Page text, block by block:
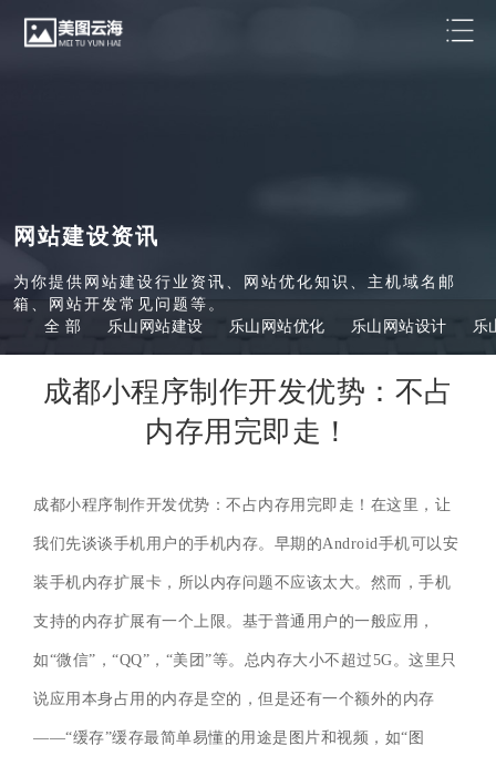
网站建设资讯
为你提供网站建设行业资讯、网站优化知识、主机域名邮
箱、网站开发常见问题等。
全 部
乐山网站建设 乐山网站优化 乐山网站设计 乐
成都小程序制作开发优势：不占
内存用完即走！
成都小程序制作开发优势：不占内存用完即走！在这里，让
我们先谈谈手机用户的手机内存。早期的Android手机可以安
装手机内存扩展卡，所以内存问题不应该太大。然而，手机
支持的内存扩展有一个上限。基于普通用户的一般应用，
如“微信”，“QQ”，“美团”等。总内存大小不超过5G。这里只
说应用本身占用的内存是空的，但是还有一个额外的内存
——“缓存”缓存最简单易懂的用途是图片和视频，如“图